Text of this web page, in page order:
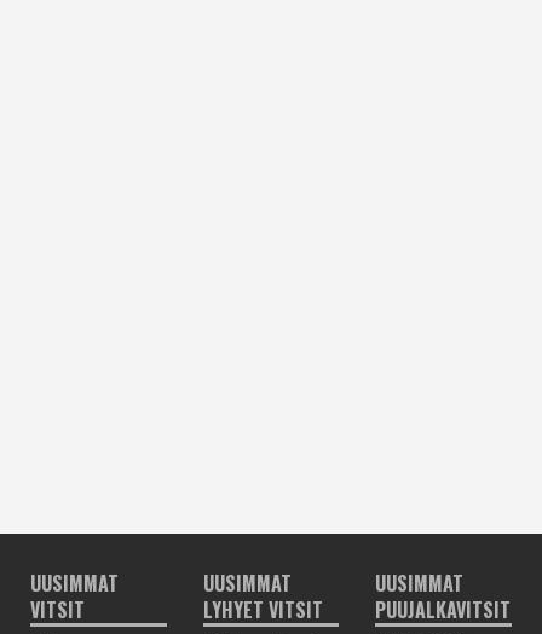
UUSIMMAT
VITSIT
UUSIMMAT
LYHYET VITSIT
UUSIMMAT
PUUJALKAVITSIT